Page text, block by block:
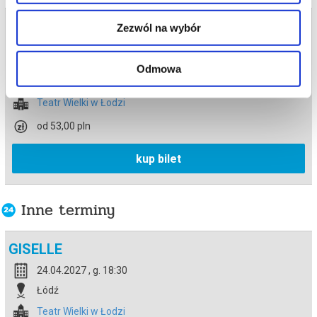
Zezwól na wybór
Odmowa
25.04.2027 , g. 17:00 (niedziela)
Teatr Wielki w Łodzi
od 53,00 pln
kup bilet
Inne terminy
GISELLE
24.04.2027 , g. 18:30
Łódź
Teatr Wielki w Łodzi